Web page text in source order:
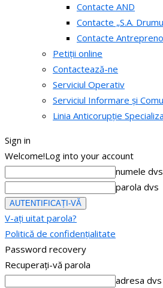
Contacte AND
Contacte „S.A.
Contacte
Petiții online
Contactează-ne
Serviciul Operativ
Serviciul Informare și
Linia Anticorupție
Sign in
Welcome!Log into your account
numele
parola dvs
V-ați uitat parola?
Politică de confidențialitate
Password recovery
Recuperați-vă parola
adresa